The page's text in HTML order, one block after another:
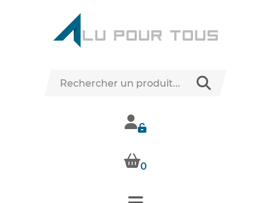
0